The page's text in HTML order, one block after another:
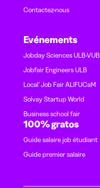
Contactez-nous
Evénements
Jobday Sciences ULB-VUB
Jobfair Engineers ULB
Local' Job Fair ALIFUCaM
Solvay Startup World
Business school fair
100% gratos
Guide salaire job étudiant
Guide premier salaire